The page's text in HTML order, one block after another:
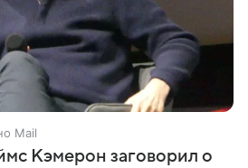
Mail
Кэмерон заговорил о